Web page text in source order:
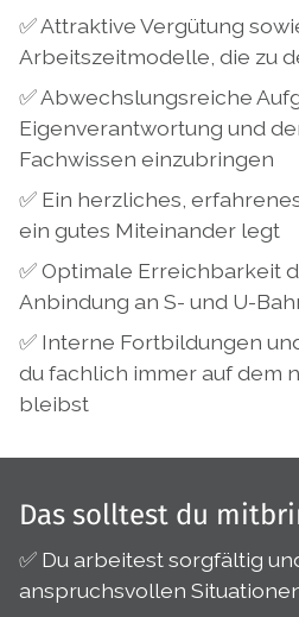
✅ Attraktive Vergütung
Arbeitszeitmodelle, die zu
✅ Abwechslungsreiche
Eigenverantwortung und
Fachwissen einzubringen
✅ Ein herzliches,
ein gutes Miteinander legt
✅ Optimale Erreichbarkeit
Anbindung an S- und U-
✅ Interne Fortbildungen
du fachlich immer auf dem
bleibst
Das solltest du
✅ Du arbeitest sorgfältig
anspruchsvollen